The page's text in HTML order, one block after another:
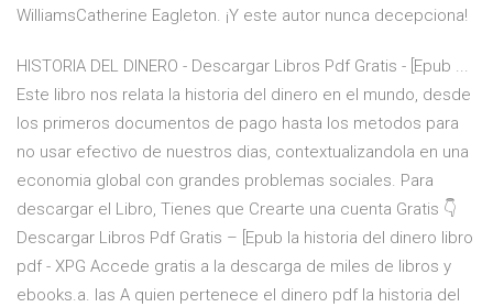
WilliamsCatherine Eagleton. ¡Y este autor nunca decepciona!
HISTORIA DEL DINERO - Descargar Libros Pdf Gratis - [Epub ...
Este libro nos relata la historia del dinero en el mundo, desde
los primeros documentos de pago hasta los metodos para
no usar efectivo de nuestros dias, contextualizandola en una
economia global con grandes problemas sociales. Para
descargar el Libro, Tienes que Crearte una cuenta Gratis 👇
Descargar Libros Pdf Gratis – [Epub la historia del dinero libro
pdf - XPG Accede gratis a la descarga de miles de libros y
ebooks.a. las A quien pertenece el dinero pdf la historia del